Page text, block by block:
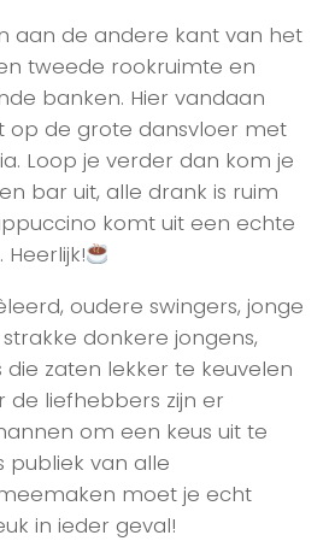
aan de andere kant van het
tweede rookruimte en
banken. Hier vandaan
op de grote dansvloer met
Loop je verder dan kom je
bar uit, alle drank is ruim
komt uit een echte
oudere swingers, jonge
donkere jongens,
zaten lekker te keuvelen
liefhebbers zijn er
om een keus uit te
publiek van alle
moet je echt
in ieder geval!